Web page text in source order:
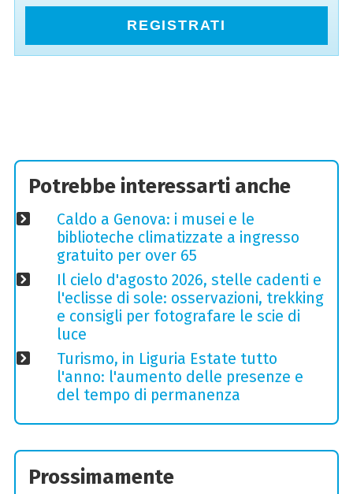
REGISTRATI
Potrebbe interessarti anche
Caldo a Genova: i musei e le
biblioteche climatizzate a ingresso
gratuito per over 65
Il cielo d'agosto 2026, stelle cadenti e
l'eclisse di sole: osservazioni, trekking
e consigli per fotografare le scie di
luce
Turismo, in Liguria Estate tutto
l'anno: l'aumento delle presenze e
del tempo di permanenza
Prossimamente